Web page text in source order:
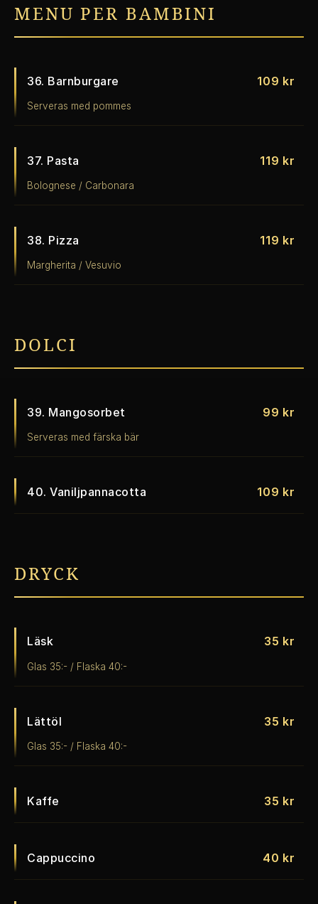
MENU PER BAMBINI
36. Barnburgare 109 kr
Serveras med pommes
37. Pasta 119 kr
Bolognese / Carbonara
38. Pizza 119 kr
Margherita / Vesuvio
DOLCI
39. Mangosorbet 99 kr
Serveras med färska bär
40. Vaniljpannacotta 109 kr
DRYCK
Läsk 35 kr
Glas 35:- / Flaska 40:-
Lättöl 35 kr
Glas 35:- / Flaska 40:-
Kaffe 35 kr
Cappuccino 40 kr